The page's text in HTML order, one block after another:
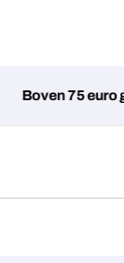
Boven 75 euro